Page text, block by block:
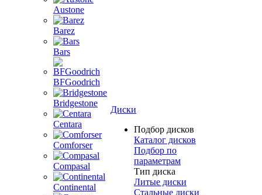
Austone
Barez
Bars
BFGoodrich
Bridgestone
Centara
Comforser
Compasal
Continental
Диски
Подбор дисков
Каталог дисков
Подбор по
параметрам
Тип диска
Литые диски
Стальные диски